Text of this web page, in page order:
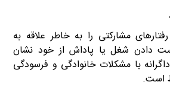
مشارکتی را به خاطر علاقه به
دادن شغل یا پاداش از خود نشان
با مشکلات خانوادگی و فرسودگی
است.